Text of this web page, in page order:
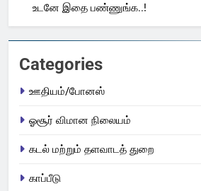
உடனே இதை பண்ணுங்க..!
Categories
ஊதியம்/போனஸ்
ஓசூர் விமான நிலையம்
கடல் மற்றும் தளவாடத் துறை
காப்பீடு